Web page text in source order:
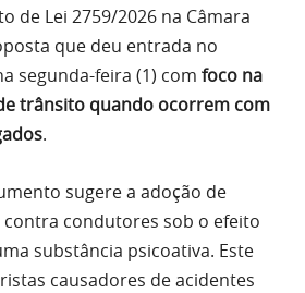
de Lei 2759/2026 na Câmara
que deu entrada no
segunda-feira (1) com foco na
trânsito quando ocorrem com
.
sugere a adoção de
condutores sob o efeito
substância psicoativa. Este
causadores de acidentes